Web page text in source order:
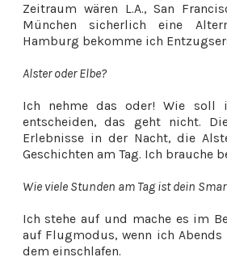
Zeitraum wären L.A., San
München sicherlich eine
Hamburg bekomme ich
Alster oder Elbe?
Ich nehme das oder! Wie soll
entscheiden, das geht nicht.
Erlebnisse in der Nacht, die
Geschichten am Tag. Ich brauche
Wie viele Stunden am Tag ist dein
Ich stehe auf und mache es im
auf Flugmodus, wenn ich
dem einschlafen.